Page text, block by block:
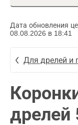
Дата обновления
08.08.2026 в 18:41
Для дрелей и